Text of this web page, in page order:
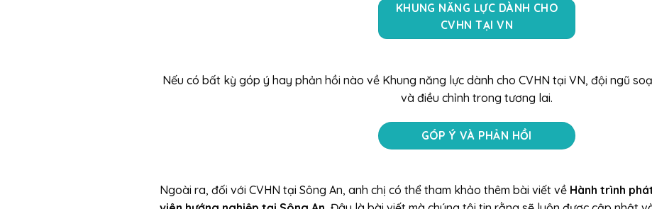
KHUNG NĂNG LỰC DÀNH CHO
CVHN TẠI VN
Nếu có bất kỳ góp ý hay phản hồi nào về Khung năng lực dành cho CVHN tại VN, đội ngũ
và điều chỉnh trong tương lai.
GÓP Ý VÀ PHẢN HỒI
Ngoài ra, đối với CVHN tại Sông An, anh chị có thể tham khảo thêm bài viết về Hành trình